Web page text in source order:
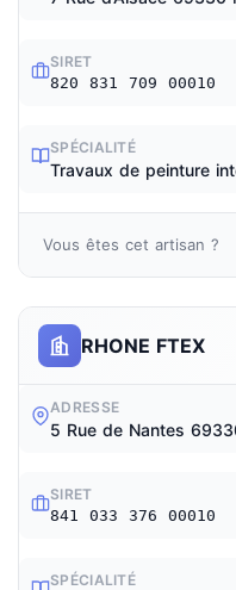
SIRET
820 831 709 00010
SPÉCIALITÉ
Travaux de peinture
Vous êtes cet artisan ?
RHONE FTEX
ADRESSE
5 Rue de Nantes
SIRET
841 033 376 00010
SPÉCIALITÉ